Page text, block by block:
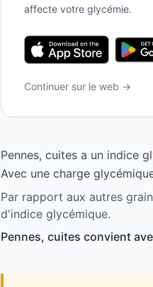
affecte votre glycémie.
Continuer sur le web →
Pennes, cuites a un indice
Avec une charge
Par rapport aux autres
d'indice glycémique.
Pennes, cuites convient